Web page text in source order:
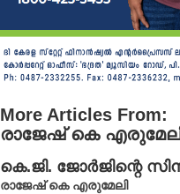
More Articles From:
രാജേഷ് കെ
കെ.ജി. ജോർജിന്റെ
രാജേഷ് കെ എരുമേലി